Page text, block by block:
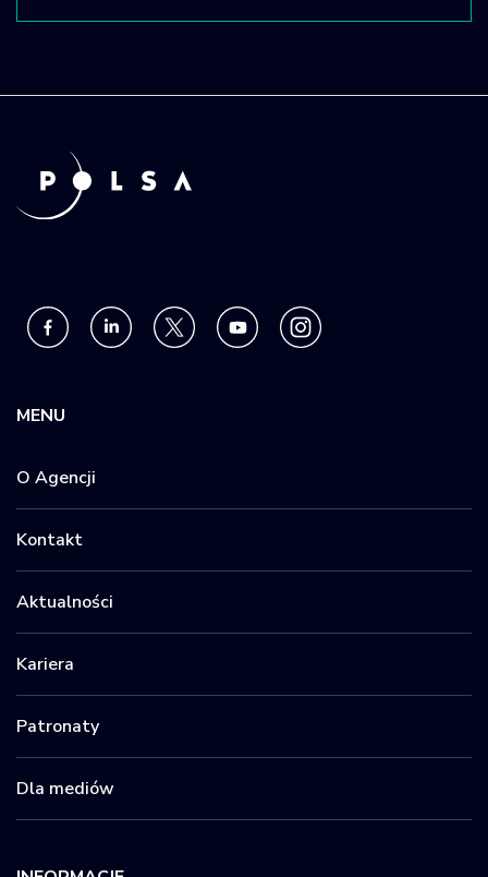
MENU
O Agencji
Kontakt
Aktualności
Kariera
Patronaty
Dla mediów